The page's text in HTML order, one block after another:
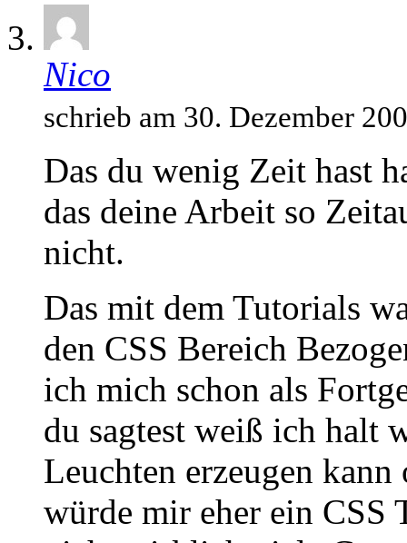
Nico
schrieb am 30. Dezember
Das du wenig Zeit hast
das deine Arbeit so
nicht.
Das mit dem Tutorials
den CSS Bereich
ich mich schon als
du sagtest weiß ich halt
Leuchten erzeugen
würde mir eher ein CSS